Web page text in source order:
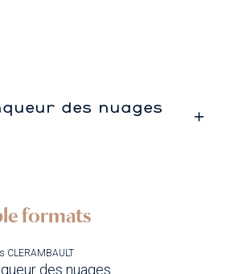
des nuages
formats
CLERAMBAULT
des nuages